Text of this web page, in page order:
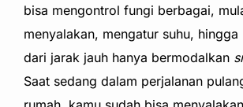
bisa mengontrol fungi berbagai,
menyalakan, mengatur suhu, hingga
dari jarak jauh hanya bermodalkan
Saat sedang dalam perjalanan